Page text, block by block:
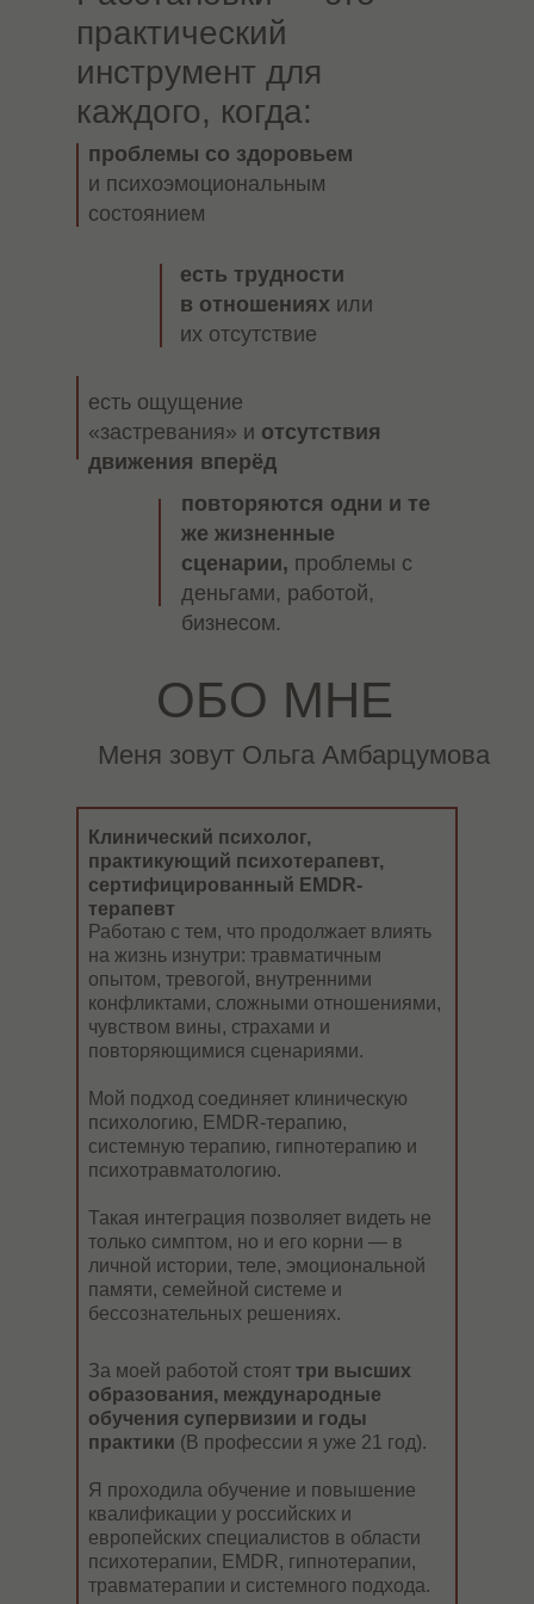
практический
инструмент для
каждого, когда:
повторяются одни и те
же жизненные
сценарии, проблемы с
деньгами, работой,
бизнесом.
есть ощущение
«застревания» и отсутствия
движения вперёд
есть трудности
в отношениях или
их отсутствие
проблемы со здоровьем
и психоэмоциональным
состоянием
ОБО МНЕ
Меня зовут Ольга Амбарцумова
Работаю с тем, что продолжает влиять
на жизнь изнутри: травматичным
опытом, тревогой, внутренними
конфликтами, сложными отношениями,
чувством вины, страхами и
повторяющимися сценариями.
Мой подход соединяет клиническую
психологию, EMDR-терапию,
системную терапию, гипнотерапию и
психотравматологию.
Такая интеграция позволяет видеть не
только симптом, но и его корни — в
личной истории, теле, эмоциональной
памяти, семейной системе и
бессознательных решениях.
За моей работой стоят три высших
образования, международные
обучения супервизии и годы
практики (В профессии я уже 21 год).
Я проходила обучение и повышение
квалификации у российских и
европейских специалистов в области
психотерапии, EMDR, гипнотерапии,
травматерапии и системного подхода.
Клинический психолог,
практикующий психотерапевт,
сертифицированный EMDR-
терапевт
Остались вопросы?
Взаимодействие с деньгами это
не одно препятствие, это всегда
комплекс. Пока человек растет
взаимодействие с деньгами.
сессии, тут важна поэтапная
За каждым денежным
сценарием есть причина. Когда
вы её видите, появляется
возможность выйти
из замкнутого круга и начать
выстраивать новые отношения
с деньгами.
Когда все хорошо, но вы
чувствуете в себе
потенциал и хотите
большего.
сразу возникают неожиданные
траты, поломки, срочные
нужды.
06
Как только появляются
деньги, сразу возникают
неожиданные траты,
поломки, срочные нужды.
служба заботы
очно
онлайн